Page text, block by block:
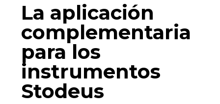
La aplicación
complementaria
para los
instrumentos
Stodeus